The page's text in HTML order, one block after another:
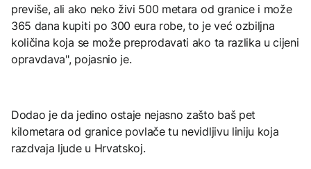
previše, ali ako neko živi 500 metara od granice i može
365 dana kupiti po 300 eura robe, to je već ozbiljna
količina koja se može preprodavati ako ta razlika u cijeni
opravdava", pojasnio je.
Dodao je da jedino ostaje nejasno zašto baš pet
kilometara od granice povlače tu nevidljivu liniju koja
razdvaja ljude u Hrvatskoj.